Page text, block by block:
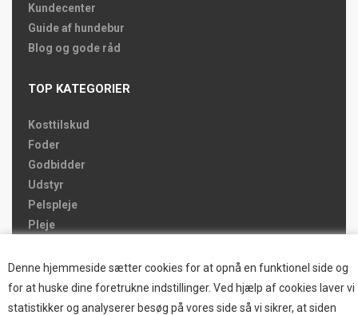
Denne hjemmeside sætter cookies for at opnå en funktionel side og
for at huske dine foretrukne indstillinger. Ved hjælp af cookies laver vi
statistikker og analyserer besøg på vores side så vi sikrer, at siden
Kundecenter
Guide af hundebur
Blog og gode råd
TOP KATEGORIER
Kosttilskud
Foder
Godbidder
Udstyr
Pelspleje
Pleje
Brands
TOP BRANDS